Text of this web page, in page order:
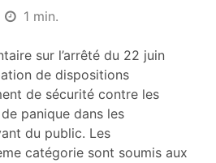
Temps
lecture
1 min.
sur l’arrêté du 22 juin
de dispositions
de sécurité contre les
panique dans les
du public. Les
catégorie sont soumis aux